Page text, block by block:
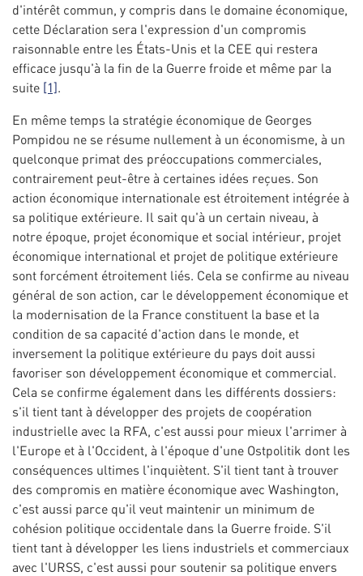
d'intérêt commun, y compris dans le domaine économique,
cette Déclaration sera l'expression d'un compromis
raisonnable entre les États-Unis et la CEE qui restera
efficace jusqu'à la fin de la Guerre froide et même par la
suite [1].
En même temps la stratégie économique de Georges
Pompidou ne se résume nullement à un économisme, à un
quelconque primat des préoccupations commerciales,
contrairement peut-être à certaines idées reçues. Son
action économique internationale est étroitement intégrée à
sa politique extérieure. Il sait qu'à un certain niveau, à
notre époque, projet économique et social intérieur, projet
économique international et projet de politique extérieure
sont forcément étroitement liés. Cela se confirme au niveau
général de son action, car le développement économique et
la modernisation de la France constituent la base et la
condition de sa capacité d'action dans le monde, et
inversement la politique extérieure du pays doit aussi
favoriser son développement économique et commercial.
Cela se confirme également dans les différents dossiers:
s'il tient tant à développer des projets de coopération
industrielle avec la RFA, c'est aussi pour mieux l'arrimer à
l'Europe et à l'Occident, à l'époque d'une Ostpolitik dont les
conséquences ultimes l'inquiètent. S'il tient tant à trouver
des compromis en matière économique avec Washington,
c'est aussi parce qu'il veut maintenir un minimum de
cohésion politique occidentale dans la Guerre froide. S'il
tient tant à développer les liens industriels et commerciaux
avec l'URSS, c'est aussi pour soutenir sa politique envers